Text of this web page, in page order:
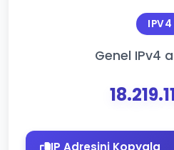
IPV4
Genel IPv4
IP Adresini Kopyala